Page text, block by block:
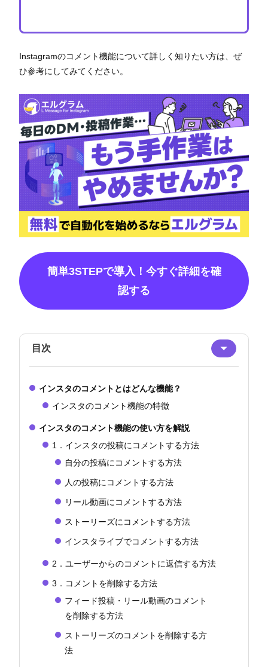
Instagramのコメント機能について詳しく知りたい方は、ぜ
ひ参考にしてみてください。
簡単3STEPで導入！今すぐ詳細を確
認する
目次
インスタのコメントとはどんな機能？
インスタのコメント機能の特徴
インスタのコメント機能の使い方を解説
1．インスタの投稿にコメントする方法
自分の投稿にコメントする方法
人の投稿にコメントする方法
リール動画にコメントする方法
ストーリーズにコメントする方法
インスタライブでコメントする方法
2．ユーザーからのコメントに返信する方法
3．コメントを削除する方法
フィード投稿・リール動画のコメント
を削除する方法
ストーリーズのコメントを削除する方
法